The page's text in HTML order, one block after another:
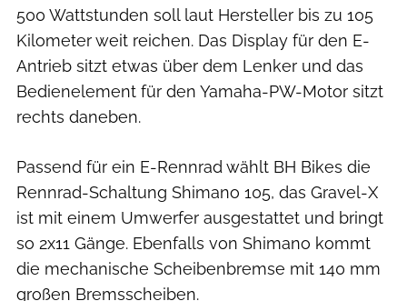
500 Wattstunden soll laut Hersteller bis zu 105
Kilometer weit reichen. Das Display für den E-
Antrieb sitzt etwas über dem Lenker und das
Bedienelement für den Yamaha-PW-Motor sitzt
rechts daneben.
Passend für ein E-Rennrad wählt BH Bikes die
Rennrad-Schaltung Shimano 105, das Gravel-X
ist mit einem Umwerfer ausgestattet und bringt
so 2x11 Gänge. Ebenfalls von Shimano kommt
die mechanische Scheibenbremse mit 140 mm
großen Bremsscheiben.